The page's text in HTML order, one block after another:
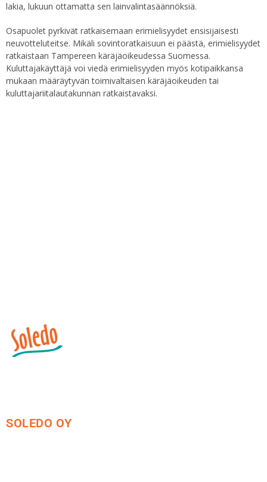
lakia, lukuun ottamatta sen lainvalintasäännöksiä.
Osapuolet pyrkivät ratkaisemaan erimielisyydet ensisijaisesti
neuvotteluteitse. Mikäli sovintoratkaisuun ei päästä, erimielisyydet
ratkaistaan Tampereen käräjäoikeudessa Suomessa.
Kuluttajakäyttäjä voi viedä erimielisyyden myös kotipaikkansa
mukaan määräytyvän toimivaltaisen käräjäoikeuden tai
kuluttajariitalautakunnan ratkaistavaksi.
SOLEDO OY